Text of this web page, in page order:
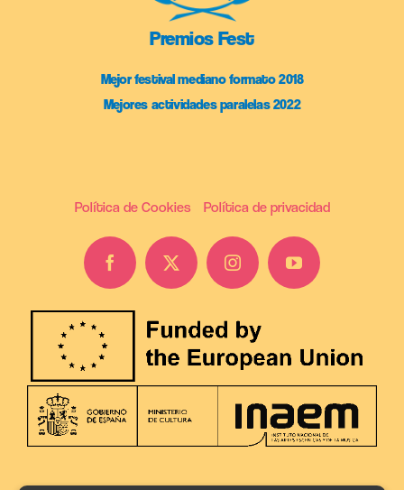
Premios Fest
Mejor festival mediano formato 2018
Mejores actividades paralelas 2022
Política de Cookies Política de privacidad